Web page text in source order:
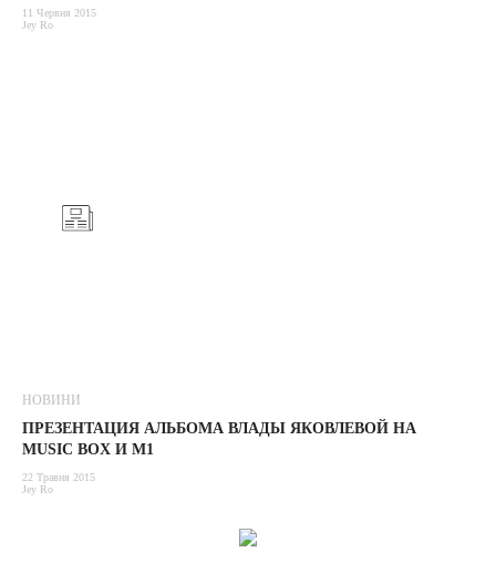
11 Червня 2015
Jey Ro
НОВИНИ
ПРЕЗЕНТАЦИЯ АЛЬБОМА ВЛАДЫ ЯКОВЛЕВОЙ НА
MUSIC BOX И М1
22 Травня 2015
Jey Ro